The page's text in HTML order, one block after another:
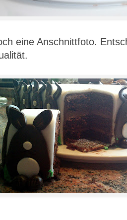
eine Anschnittfoto.